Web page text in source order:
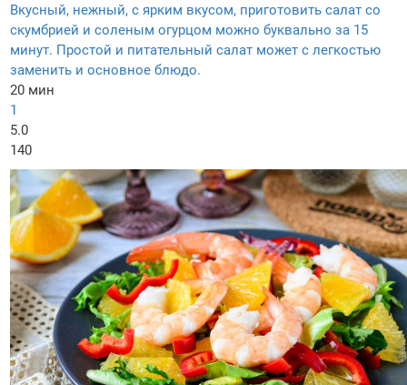
Вкусный, нежный, с ярким вкусом, приготовить салат со
скумбрией и соленым огурцом можно буквально за 15
минут. Простой и питательный салат может с легкостью
заменить и основное блюдо.
20 мин
1
5.0
140